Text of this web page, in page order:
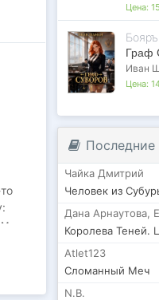
Цена:
Граф
Иван
Цена:
Чайка Дмитрий
Человек из
Дана Арнаутова,
Atlet123
Сломанный Меч
N.B.